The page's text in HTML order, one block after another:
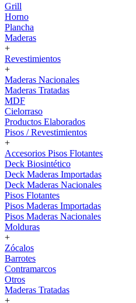
Grill
Horno
Plancha
Maderas
+
Revestimientos
+
Maderas Nacionales
Maderas Tratadas
MDF
Cielorraso
Productos Elaborados
Pisos / Revestimientos
+
Accesorios Pisos Flotantes
Deck Biosintético
Deck Maderas Importadas
Deck Maderas Nacionales
Pisos Flotantes
Pisos Maderas Importadas
Pisos Maderas Nacionales
Molduras
+
Zócalos
Barrotes
Contramarcos
Otros
Maderas Tratadas
+